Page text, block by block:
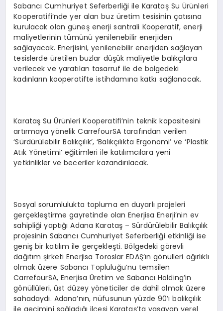
Sabancı Cumhuriyet Seferberliği ile Karataş Su Ürünleri
Kooperatifi’nde yer alan buz üretim tesisinin çatısına
kurulacak olan güneş enerji santrali Kooperatif, enerji
maliyetlerinin tümünü yenilenebilir enerjiden
sağlayacak. Enerjisini, yenilenebilir enerjiden sağlayan
tesislerde üretilen buzlar düşük maliyetle balıkçılara
verilecek ve yaratılan tasarruf ile de bölgedeki
kadınların kooperatifte istihdamına katkı sağlanacak.
Karataş Su Ürünleri Kooperatifi’nin teknik kapasitesini
artırmaya yönelik CarrefourSA tarafından verilen
‘Sürdürülebilir Balıkçılık’, ‘Balıkçılıkta Ergonomi’ ve ‘Plastik
Atık Yönetimi’ eğitimleri ile katılımcılara yeni
yetkinlikler ve beceriler kazandırılacak.
Sosyal sorumlulukta topluma en duyarlı projeleri
gerçekleştirme gayretinde olan Enerjisa Enerji’nin ev
sahipliği yaptığı Adana Karataş – Sürdürülebilir Balıkçılık
projesinin Sabancı Cumhuriyet Seferberliği etkinliği ise
geniş bir katılım ile gerçekleşti. Bölgedeki görevli
dağıtım şirketi Enerjisa Toroslar EDAŞ’ın gönülleri ağırlıklı
olmak üzere Sabancı Topluluğu’nu temsilen
CarrefourSA, Enerjisa Üretim ve Sabancı Holding’in
gönüllüleri, üst düzey yöneticiler de dahil olmak üzere
sahadaydı. Adana’nın, nüfusunun yüzde 90’ı balıkçılık
ile geçimini sağladığı ilçesi Karataş’ta yaşayan yerel